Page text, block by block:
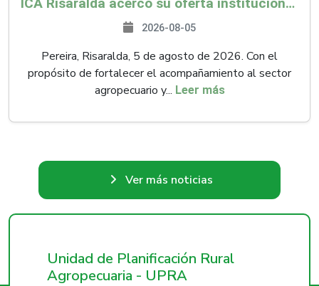
ICA Risaralda acercó su oferta institucional a productores y emprendedores en Expocamello
2026-08-05
Pereira, Risaralda, 5 de agosto de 2026. Con el
propósito de fortalecer el acompañamiento al sector
agropecuario y... Leer más
Ver más noticias
Unidad de Planificación Rural
Agropecuaria - UPRA